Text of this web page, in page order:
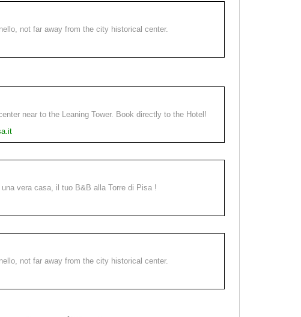
not far away from the city historical center.
near to the Leaning Tower. Book directly to the Hotel!
una vera casa, il tuo B&B alla Torre di Pisa !
not far away from the city historical center.